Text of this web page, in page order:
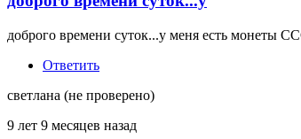
доброго времени суток...у меня есть монеты
Ответить
светлана (не проверено)
9 лет 9 месяцев назад